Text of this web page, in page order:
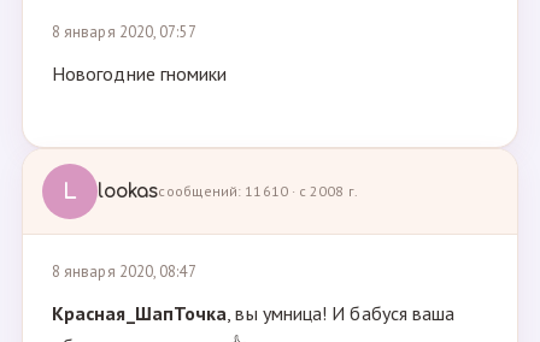
8 января 2020, 07:57
Новогодние гномики
L lookasсообщений: 11610 · с 2008 г.
8 января 2020, 08:47
Красная_ШапТочка, вы умница! И бабуся ваша